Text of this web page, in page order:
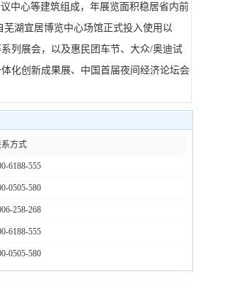
中心等建筑组成，年展览面积稳居省内前
湖宜居博览中心场馆正式投入使用以
列展会，以及惠民团车节、大众/奥迪试
化创新成果展、中国首届夜间经济论坛会
系方式
6188-555
0505-580
258-268
6188-555
0505-580